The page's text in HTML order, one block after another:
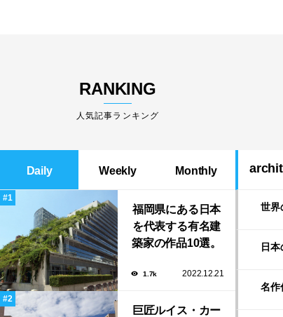
RANKING
人気記事ランキング
Daily Weekly Monthly
福岡県にある日本
を代表する有名建
築家の作品10選。
タバから磯崎新に
1.7k 2022.12.21
巨匠ルイス・カー
世界
日
名作